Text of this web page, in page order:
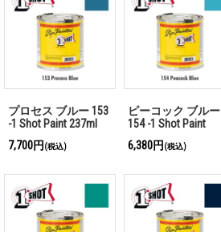
プロセス ブルー 153
-1 Shot Paint 237ml
7,700円 (税込)
ピーコック ブルー
154 -1 Shot Paint
237ml
6,380円 (税込)